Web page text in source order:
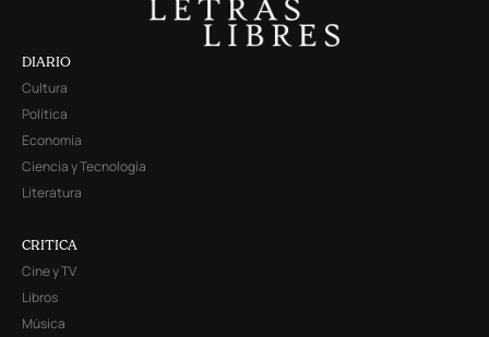
DIARIO
Cultura
Política
Economía
Ciencia y Tecnología
Literatura
CRITICA
Cine y TV
Libros
Música